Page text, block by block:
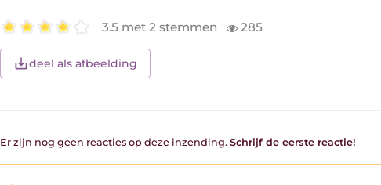
3.5 met 2 stemmen 285
deel als afbeelding
Er zijn nog geen reacties op deze inzending. Schrijf de eerste reactie!